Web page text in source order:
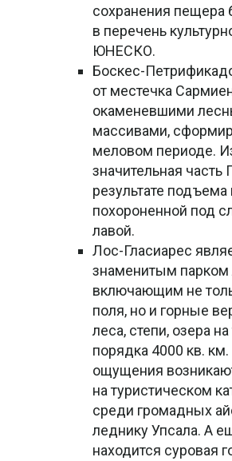
сохранения пещера
в перечень
ЮНЕСКО.
Боскес-
от местечка
окаменевшими
массивами,
меловом периоде.
значительная часть
результате подъема
похороненной под
лавой.
Лос-Гласиарес
знаменитым парком
включающим не
поля, но и горные
леса, степи, озера
порядка 4000 кв.
ощущения
на туристическом
среди громадных
леднику Упсала. А
находится суровая